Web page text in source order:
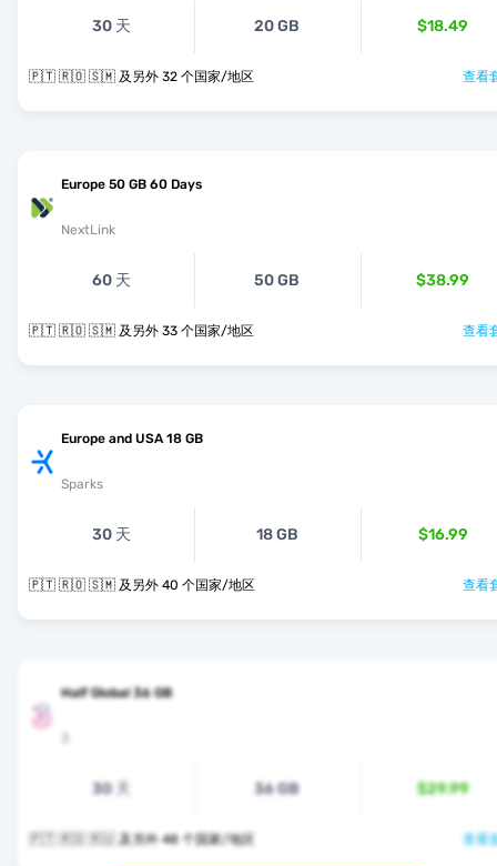
30 天 20 GB $18.49
🇵🇹 🇷🇴 🇸🇲 及另外 32 个国家/地区 查看
Europe 50 GB 60 Days
NextLink
60 天 50 GB $38.99
🇵🇹 🇷🇴 🇸🇲 及另外 33 个国家/地区 查看
Europe and USA 18 GB
Sparks
30 天 18 GB $16.99
🇵🇹 🇷🇴 🇸🇲 及另外 40 个国家/地区 查看
Half Global 36 GB
30 天 36 GB $29.99
🇵🇹 🇷🇴 🇷🇺 及另外 48 个国家/地区 查看